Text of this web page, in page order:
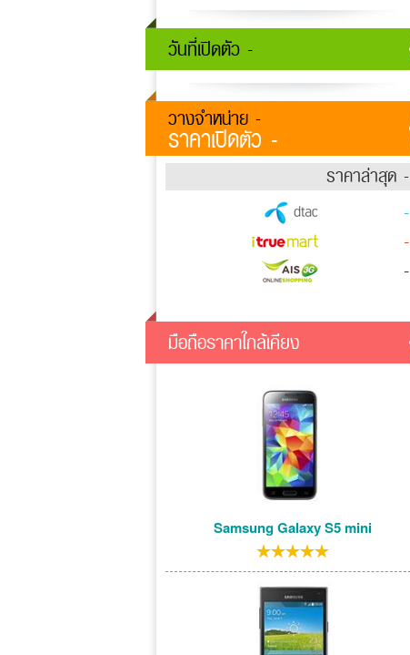
วันที่เปิดตัว -
วางจำหน่าย -
ราคาเปิดตัว -
ราคาล่าสุด -
-
-
-
มือถือราคาใกล้เคียง
Samsung Galaxy S5 mini